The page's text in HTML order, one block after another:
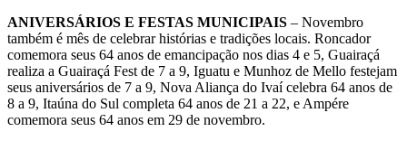
ANIVERSÁRIOS E FESTAS MUNICIPAIS – Novembro
também é mês de celebrar histórias e tradições locais. Roncador
comemora seus 64 anos de emancipação nos dias 4 e 5, Guairaçá
realiza a Guairaçá Fest de 7 a 9, Iguatu e Munhoz de Mello festejam
seus aniversários de 7 a 9, Nova Aliança do Ivaí celebra 64 anos de
8 a 9, Itaúna do Sul completa 64 anos de 21 a 22, e Ampére
comemora seus 64 anos em 29 de novembro.